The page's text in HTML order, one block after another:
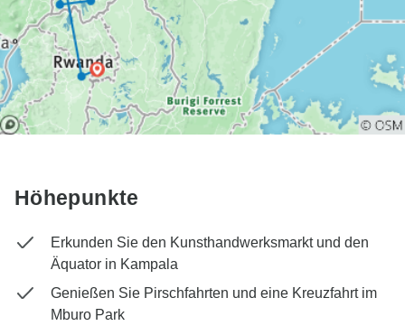
Höhepunkte
Erkunden Sie den Kunsthandwerksmarkt und den
Äquator in Kampala
Genießen Sie Pirschfahrten und eine Kreuzfahrt im
Mburo Park